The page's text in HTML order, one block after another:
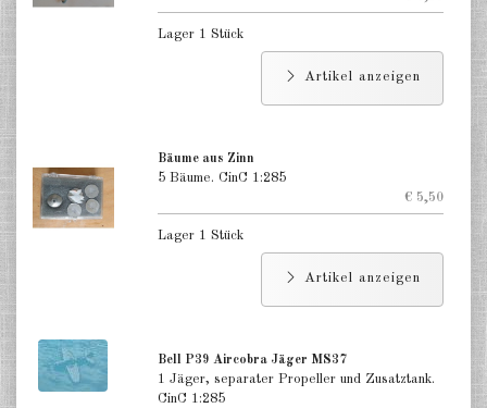
Lager 1 Stück
Artikel anzeigen
Bäume aus Zinn
5 Bäume. CinC 1:285
€ 5,50
Lager 1 Stück
Artikel anzeigen
Bell P39 Aircobra Jäger MS37
1 Jäger, separater Propeller und Zusatztank.
CinC 1:285